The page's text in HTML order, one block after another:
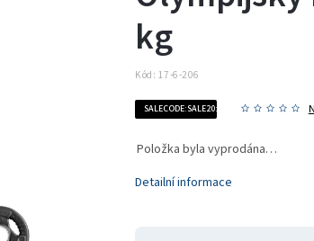
kg
Kód: 17-6-206
SALECODE:SALE20:20:%
Položka byla vyprodána…
Detailní informace